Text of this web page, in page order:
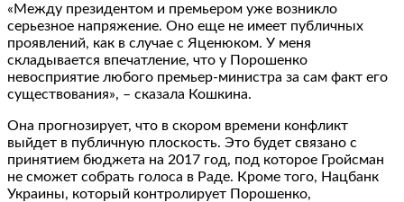
«Между президентом и премьером уже возникло
серьезное напряжение. Оно еще не имеет публичных
проявлений, как в случае с Яценюком. У меня
складывается впечатление, что у Порошенко
невосприятие любого премьер-министра за сам факт его
существования», – сказала Кошкина.
Она прогнозирует, что в скором времени конфликт
выйдет в публичную плоскость. Это будет связано с
принятием бюджета на 2017 год, под которое Гройсман
не сможет собрать голоса в Раде. Кроме того, Нацбанк
Украины, который контролирует Порошенко,